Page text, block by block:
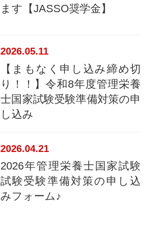
ます【JASSO奨学金】
2026 05.11
【まもなく申し込み締め切
り！！】令和8年度管理栄養
士国家試験受験準備対策の申
し込み
2026 04.21
2026年管理栄養士国家試験
試験受験準備対策の申し込
みフォーム♪